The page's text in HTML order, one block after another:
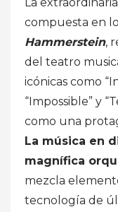
compuesta en
Hammerstein,
del teatro
icónicas como
“Impossible” y
como una
La música en
magnífica
mezcla
tecnología de